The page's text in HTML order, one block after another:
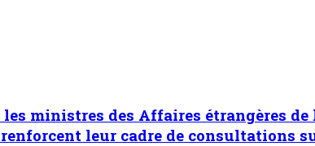
ministres des Affaires étrangères
leur cadre de consultations